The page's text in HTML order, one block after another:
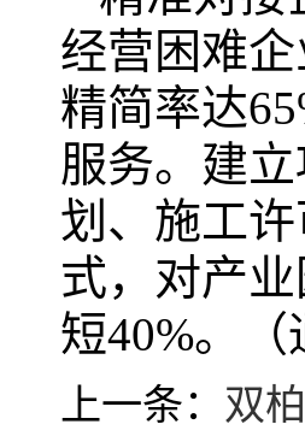
经营困难
精简率达
服务。建
划、施工
式，对产
短40%。
上一条： 双